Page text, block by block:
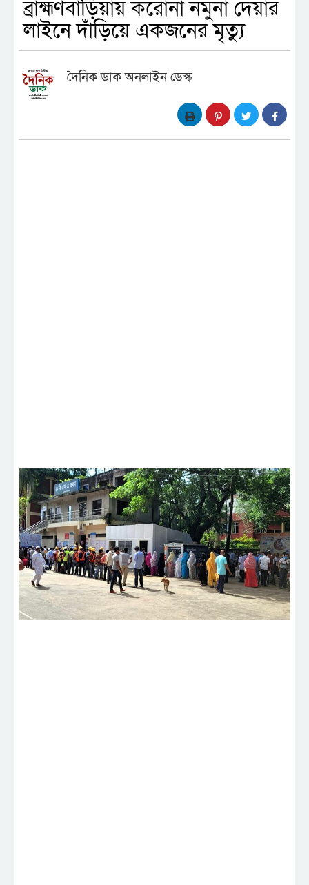
ব্রাহ্মণবাড়িয়ায় করোনা নমুনা দেয়ার
লাইনে দাঁড়িয়ে একজনের মৃত্যু
দৈনিক ডাক অনলাইন ডেস্ক